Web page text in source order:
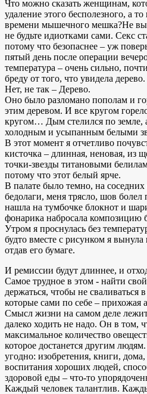
Что можно сказать женщинам,
удаление этого бесполезного, а
времени мышечного мешка?Не
не будьте идиотками сами. Секс
потому что безопаснее – уж
пятый день после операции
температура – очень сильно,
бреду от того, что увидела дерево.
Нет, не так – Дерево.
Оно было разломано пополам и
этим деревом. И все кругом
кругом… Дым стелился по земле,
холодным и усыпанным белыми
В этот момент я отчетливо
кисточка – длинная, неновая, из
точки-звезды титановыми
потому что этот белый ярче.
В палате было темно, на
бедолаги, меня трясло, шов
нашла на тумбочке блокнот и
фонарика набросала композицию
Утром я проснулась без
будто вместе с рисунком я вынула
отдав его бумаге.
И ремиссии будут длиннее, и
Самое трудное в этом - найти
держаться, чтобы не сваливаться
которые сами по себе – прихожая
Смысл жизни на самом деле
далеко ходить не надо. Он в том,
максимальное количество
которое достанется другим
угодно: изобретения, книги,
воспитания хороших людей,
здоровой еды – что-то
Каждый человек талантлив.